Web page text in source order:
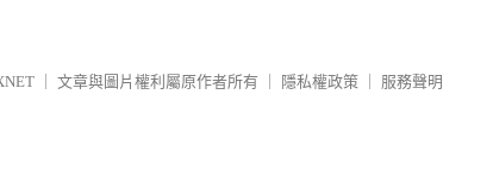
文章與圖片權利屬原作者所有 隱私權政策 服務聲明